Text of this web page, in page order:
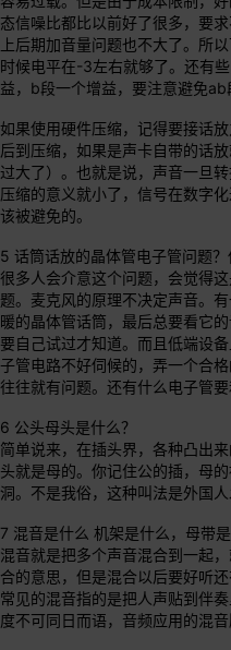
态信噪比都比以前好了很多，要
上后期加音量问题也不大了。所
时候电平在-3左右就够了。还有
益，b段一个增益，要注意避免ab
如果使用硬件压缩，记得要接话
后到压缩，如果是声卡自带的话
过大了）。也就是说，声音一旦
压缩的意义就小了，信号在数字
该被避免的。
5 话筒话放的晶体管电子管问题？
很多人会介意这个问题，会觉得
题。麦克风的原理不决定声音。
暖的晶体管话筒，最后总要看它
要自己试过才知道。而且低端设
子管电路不好伺候的，弄一个合
往往就有问题。还有什么电子管
6 公头母头是什么？
简单说来，在插头界，各种凸出
头就是母的。你记住公的插，母
洞。不是我俗，这种叫法是外国人
7 混音是什么 机架是什么，母带
混音就是把多个声音混合到一起
合的意思，但是混合以后要好听
常见的混音指的是把人声贴到伴
度不可同日而语，音频应用的混